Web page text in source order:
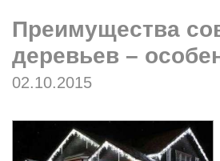
Преимущества
деревьев –
02.10.2015